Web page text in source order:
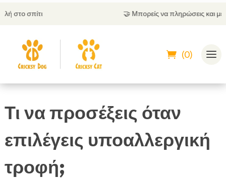
Μπορείς να πληρώσεις και με αντικαταβολή
(0)
Τι να προσέξεις όταν
επιλέγεις υποαλλεργική
τροφή;